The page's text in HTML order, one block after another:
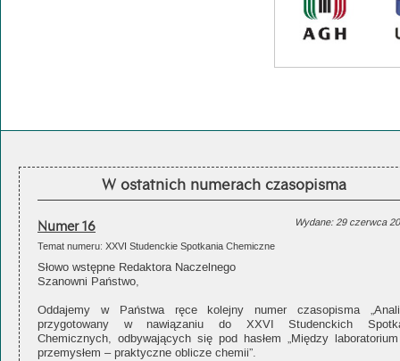
W ostatnich numerach czasopisma
Numer 16
Wydane: 29 czerwca
Temat numeru: XXVI Studenckie Spotkania Chemiczne
Słowo wstępne Redaktora Naczelnego
Szanowni Państwo,
Oddajemy w Państwa ręce kolejny numer czasopisma
przygotowany w nawiązaniu do XXVI Studenckich
Chemicznych, odbywających się pod hasłem „Między
przemysłem – praktyczne oblicze chemii”.